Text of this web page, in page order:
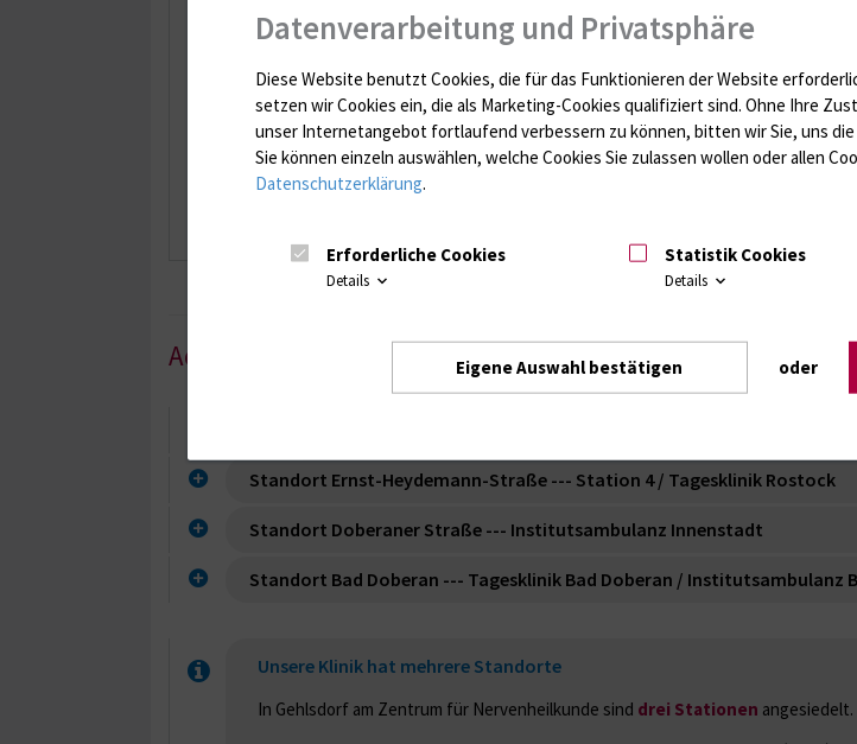
0381 494 4640
0381 494 4650
Station 3
0381 494 4630
Adressen unserer Standorte
Standort Ernst-Heydemann-Straße --- Station 4 / Tagesklinik Rostock
Standort Doberaner Straße --- Institutsambulanz Innenstadt
Standort Bad Doberan --- Tagesklinik Bad Doberan / Institutsambulanz
Unsere Klinik hat mehrere Standorte
In Gehlsdorf am Zentrum für Nervenheilkunde sind drei Stationen angesiedelt.
Datenverarbeitung und Privatsphäre
Diese Website benutzt Cookies, die für das Funktionieren der Website
setzen wir Cookies ein, die als Marketing-Cookies qualifiziert sind. Ohne Ihre
unser Internetangebot fortlaufend verbessern zu können, bitten wir Sie, uns
Sie können einzeln auswählen, welche Cookies Sie zulassen wollen oder allen
Datenschutzerklärung.
Erforderliche Cookies
Details
Statistik Cookies
Details
Eigene Auswahl bestätigen oder